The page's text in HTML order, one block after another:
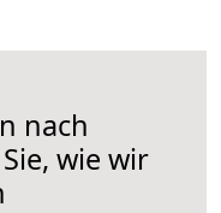
nach
wie wir